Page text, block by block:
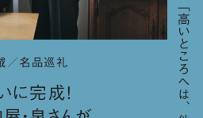
／名品巡礼
に完成！